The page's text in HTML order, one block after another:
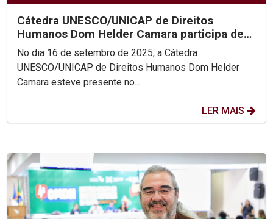
Cátedra UNESCO/UNICAP de Direitos
Humanos Dom Helder Camara participa de
Encontro Nacional das...
No dia 16 de setembro de 2025, a Cátedra
UNESCO/UNICAP de Direitos Humanos Dom Helder
Camara esteve presente no...
LER MAIS